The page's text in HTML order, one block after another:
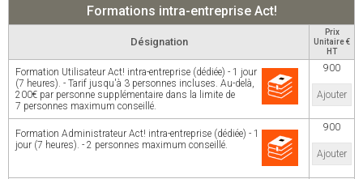
Formations intra-entreprise Act!
Désignation
Prix
Unitaire €
HT
Formation Utilisateur Act! intra-entreprise (dédiée) - 1 jour
(7 heures). - Tarif jusqu'à 3 personnes incluses. Au-delà,
200€ par personne supplémentaire dans la limite de
7 personnes maximum conseillé.
900
Ajouter
Formation Administrateur Act! intra-entreprise (dédiée) - 1
jour (7 heures). - 2 personnes maximum conseillé.
900
Ajouter